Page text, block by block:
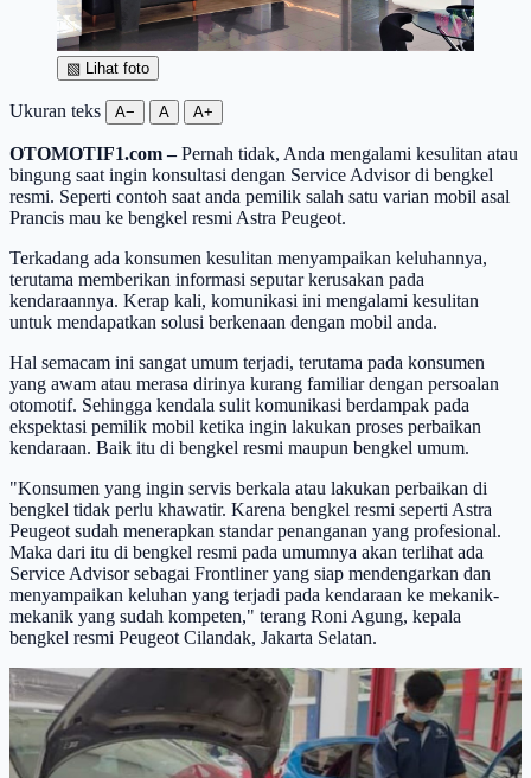
▧ Lihat foto
Ukuran teks A− A A+
OTOMOTIF1.com –Pernah tidak, Anda mengalami kesulitan atau
bingung saat ingin konsultasi dengan Service Advisor di bengkel
resmi. Seperti contoh saat anda pemilik salah satu varian mobil asal
Prancis mau ke bengkel resmi Astra Peugeot.
Terkadang ada konsumen kesulitan menyampaikan keluhannya,
terutama memberikan informasi seputar kerusakan pada
kendaraannya. Kerap kali, komunikasi ini mengalami kesulitan
untuk mendapatkan solusi berkenaan dengan mobil anda.
Hal semacam ini sangat umum terjadi, terutama pada konsumen
yang awam atau merasa dirinya kurang familiar dengan persoalan
otomotif. Sehingga kendala sulit komunikasi berdampak pada
ekspektasi pemilik mobil ketika ingin lakukan proses perbaikan
kendaraan. Baik itu di bengkel resmi maupun bengkel umum.
"Konsumen yang ingin servis berkala atau lakukan perbaikan di
bengkel tidak perlu khawatir. Karena bengkel resmi seperti Astra
Peugeot sudah menerapkan standar penanganan yang profesional.
Maka dari itu di bengkel resmi pada umumnya akan terlihat ada
Service Advisor sebagai Frontliner yang siap mendengarkan dan
menyampaikan keluhan yang terjadi pada kendaraan ke mekanik-
mekanik yang sudah kompeten," terang Roni Agung, kepala
bengkel resmi Peugeot Cilandak, Jakarta Selatan.